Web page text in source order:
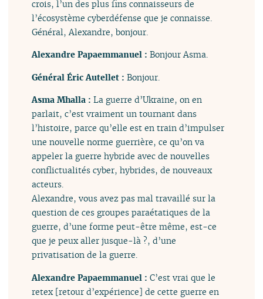
crois, l’un des plus fins connaisseurs de
l’écosystème cyberdéfense que je connaisse.
Général, Alexandre, bonjour.
Alexandre Papaemmanuel :Bonjour Asma.
Général Éric Autellet :Bonjour.
Asma Mhalla :La guerre d’Ukraine, on en
parlait, c’est vraiment un tournant dans
l’histoire, parce qu’elle est en train d’impulser
une nouvelle norme guerrière, ce qu’on va
appeler la guerre hybride avec de nouvelles
conflictualités cyber, hybrides, de nouveaux
acteurs.
Alexandre, vous avez pas mal travaillé sur la
question de ces groupes paraétatiques de la
guerre, d’une forme peut-être même, est-ce
que je peux aller jusque-là ?, d’une
privatisation de la guerre.
Alexandre Papaemmanuel :C’est vrai que le
retex [retour d’expérience] de cette guerre en